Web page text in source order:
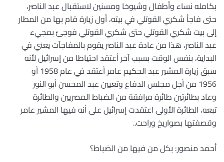
بكامله نساء وأطفال وشيوخا ومسنين لاستقبال عبد الناصر،
حتى فاجأ شكري القوتلي في بيته، أول زيارة قام بها من المطار
إلى بيت شكري القوتلي حتى شكري القوتلي فوجئ بمجيء
عبد الناصر، هذا من عادة عبد الناصر يقوم بالمفاجآت يعني في
البداية، بنفس الوقت بسبب آخر أعتقد احتياطا من إسرائيل لأنه
سبق زيارة المشير عبد الحكيم عامر أعتقد في عام 1958 أو
1956 من أجل مجلس الدفاع وتعيين عبد المحسن أبو النور
وعاد بطائرتين طائرة مرافقة من الضباط المصريين والطائرة
تبعه، الطائرة الأولى اعتقدت إسرائيل على أنه فيها المشير عامر
وقصفتها بصواريخ وراحت..
أحمد منصور: بكل من فيها من الضباط؟